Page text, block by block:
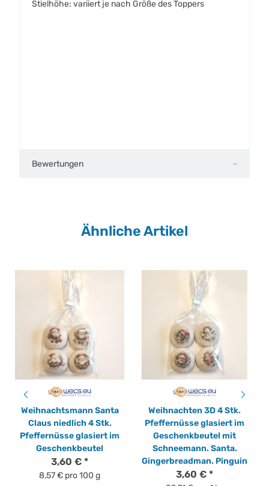
Stielhöhe: variiert je nach Größe des Toppers
Bewertungen
Ähnliche Artikel
Weihnachtsmann Santa
Claus niedlich 4 Stk.
Pfeffernüsse glasiert im
Geschenkbeutel
3,60 € *
8,57 € pro 100 g
Weihnachten 3D 4 Stk.
Pfeffernüsse glasiert im
Geschenkbeutel mit
Schneemann. Santa.
Gingerbreadman. Pinguin
3,60 € *